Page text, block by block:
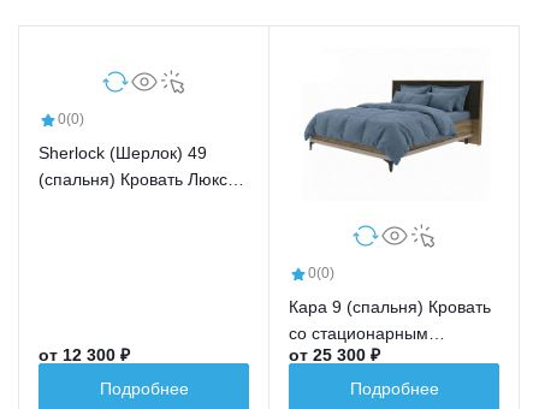
0(0)
Sherlock (Шерлок) 49
(спальня) Кровать Люкс
от 12 300 ₽
Подробнее
0(0)
Кара 9 (спальня) Кровать
со стационарным
основанием (1600)
от 25 300 ₽
Подробнее